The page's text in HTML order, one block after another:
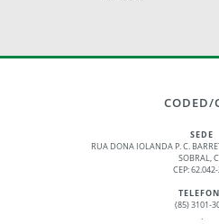
CODED/
SEDE
RUA DONA IOLANDA P. C.
SOBRAL,
CEP:
(85) 3101-
.